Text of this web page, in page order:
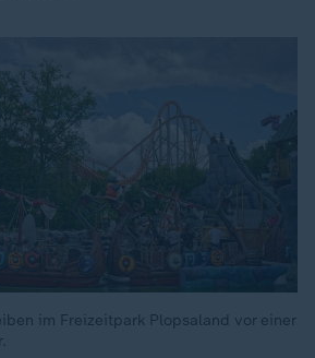
im Freizeitpark Plopsaland vor einer